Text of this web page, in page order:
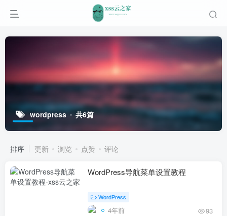
wordpress 共6篇
排序 更新 浏览 点赞 评论
WordPress导航菜单设置教程
WordPress
4年前 93